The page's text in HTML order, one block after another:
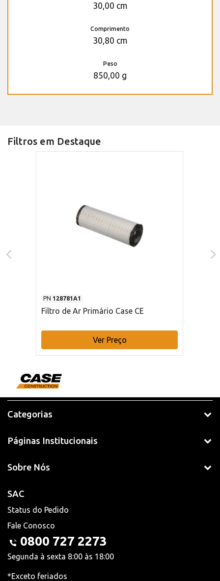
30,00 cm
Comprimento
30,80 cm
Peso
850,00 g
Filtros em Destaque
PN 128781A1
Filtro de Ar Primário Case CE
Ver Preço
Categorias
Páginas Institucionais
Sobre Nós
SAC
Status do Pedido
Fale Conosco
0800 727 2273
Segunda à sexta 8:00 às 18:00
*Exceto feriados